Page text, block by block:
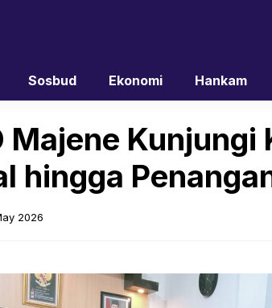
Sosbud Ekonomi Hankam
Majene
hingga
2026